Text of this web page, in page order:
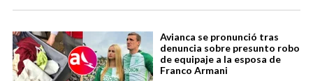
Avianca se pronunció tras
denuncia sobre presunto robo
de equipaje a la esposa de
Franco Armani